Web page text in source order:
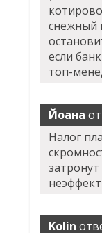
снежный
если
топ-
Йоана
Налог
Kolin